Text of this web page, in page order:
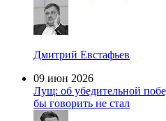
Дмитрий Евстафьев
09 июн 2026
Лущ: об убедительной
бы говорить не стал